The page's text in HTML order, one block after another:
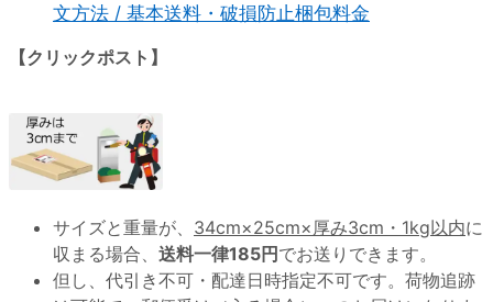
文方法 / 基本送料・破損防止梱包料金
【クリックポスト】
サイズと重量が、 34cm×25cm×厚み3cm・1kg以内に
収まる場合、 送料一律185円でお送りできます。
但し、代引き不可・配達日時指定不可です。荷物追跡